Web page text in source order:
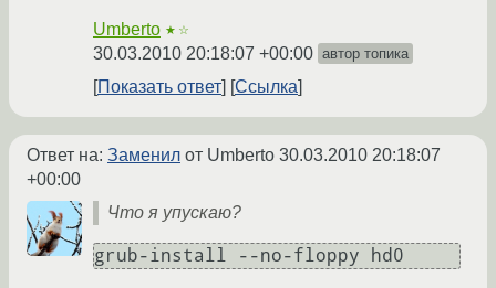
Umberto ★☆
30.03.2010 20:18:07 +00:00 автор топика
Показать ответ Ссылка
Ответ на: Заменил от Umberto 30.03.2010 20:18:07
+00:00
Что я упускаю?
grub-install --no-floppy hd0